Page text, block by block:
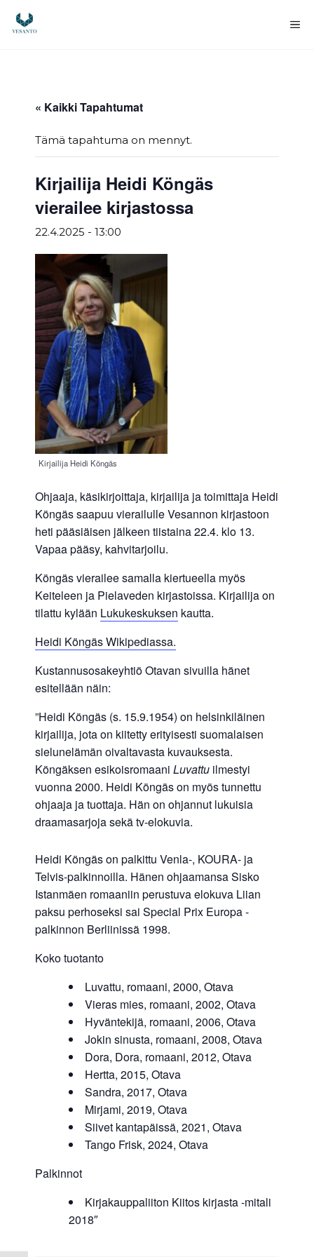
sisältöön
« Kaikki Tapahtumat
Tämä tapahtuma on mennyt.
Kirjailija Heidi Köngäs
vierailee kirjastossa
22.4.2025 - 13:00
Kirjailija Heidi Köngäs
Ohjaaja, käsikirjoittaja, kirjailija ja toimittaja Heidi
Köngäs saapuu vierailulle Vesannon kirjastoon
heti pääsiäisen jälkeen tiistaina 22.4. klo 13.
Vapaa pääsy, kahvitarjoilu.
Köngäs vierailee samalla kiertueella myös
Keiteleen ja Pielaveden kirjastoissa. Kirjailija on
tilattu kylään Lukukeskuksen kautta.
Heidi Köngäs Wikipediassa.
Kustannusosakeyhtiö Otavan sivuilla hänet
esitellään näin:
”Heidi Köngäs (s. 15.9.1954) on helsinkiläinen
kirjailija, jota on kiitetty erityisesti suomalaisen
sielunelämän oivaltavasta kuvauksesta.
Köngäksen esikoisromaani Luvattu ilmestyi
vuonna 2000. Heidi Köngäs on myös tunnettu
ohjaaja ja tuottaja. Hän on ohjannut lukuisia
draamasarjoja sekä tv-elokuvia.
Heidi Köngäs on palkittu Venla-, KOURA- ja
Telvis-palkinnoilla. Hänen ohjaamansa Sisko
Istanmäen romaaniin perustuva elokuva Liian
paksu perhoseksi sai Special Prix Europa -
palkinnon Berliinissä 1998.
Koko tuotanto
Luvattu, romaani, 2000, Otava
Vieras mies, romaani, 2002, Otava
Hyväntekijä, romaani, 2006, Otava
Jokin sinusta, romaani, 2008, Otava
Dora, Dora, romaani, 2012, Otava
Hertta, 2015, Otava
Sandra, 2017, Otava
Mirjami, 2019, Otava
Siivet kantapäissä, 2021, Otava
Tango Frisk, 2024, Otava
Palkinnot
Kirjakauppaliiton Kiitos kirjasta -mitali
2018″